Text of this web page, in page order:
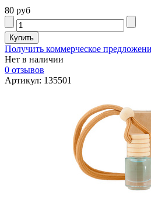
80 руб
Получить коммерческое
Нет в наличии
0 отзывов
Артикул: 135501